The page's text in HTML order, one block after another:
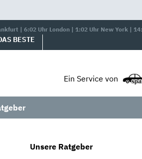
| 6:02 Uhr London | 1:02 Uhr New York |
BESTE
Ein Service von
Unsere Ratgeber